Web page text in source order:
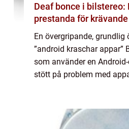
Deaf bonce i bilstereo:
prestanda för
En övergripande, grundlig
”android kraschar appar”
som använder en
stött på problem med